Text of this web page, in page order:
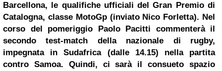
Barcellona, le qualifiche ufficiali del Gran Premio di
Catalogna, classe MotoGp (inviato Nico Forletta). Nel
corso del pomeriggio Paolo Pacitti commenterà il
secondo test-match della nazionale di rugby,
impegnata in Sudafrica (dalle 14.15) nella partita
contro Samoa. Quindi, ci sarà il consueto spazio